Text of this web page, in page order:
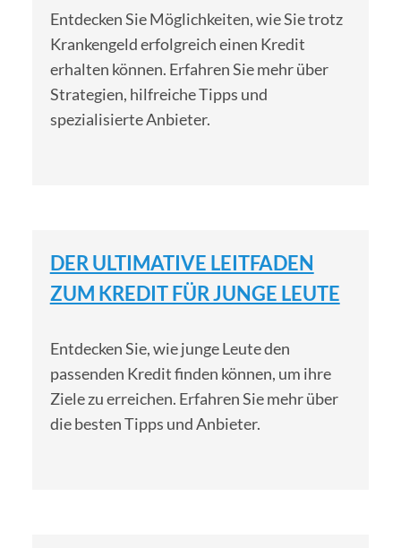
Entdecken Sie Möglichkeiten, wie Sie trotz
Krankengeld erfolgreich einen Kredit
erhalten können. Erfahren Sie mehr über
Strategien, hilfreiche Tipps und
spezialisierte Anbieter.
DER ULTIMATIVE LEITFADEN
ZUM KREDIT FÜR JUNGE LEUTE
Entdecken Sie, wie junge Leute den
passenden Kredit finden können, um ihre
Ziele zu erreichen. Erfahren Sie mehr über
die besten Tipps und Anbieter.